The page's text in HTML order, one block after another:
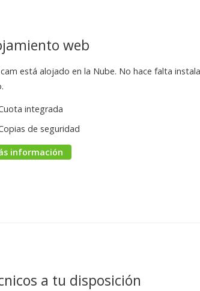
web
está alojado en la Nube. No hace falta
integrada
de seguridad
información
a tu disposición